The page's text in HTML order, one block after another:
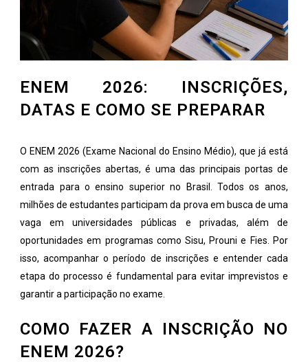
ENEM 2026: INSCRIÇÕES,
DATAS E COMO SE PREPARAR
O ENEM 2026 (Exame Nacional do Ensino Médio), que já está
com as inscrições abertas, é uma das principais portas de
entrada para o ensino superior no Brasil. Todos os anos,
milhões de estudantes participam da prova em busca de uma
vaga em universidades públicas e privadas, além de
oportunidades em programas como Sisu, Prouni e Fies. Por
isso, acompanhar o período de inscrições e entender cada
etapa do processo é fundamental para evitar imprevistos e
garantir a participação no exame.
COMO FAZER A INSCRIÇÃO NO
ENEM 2026?